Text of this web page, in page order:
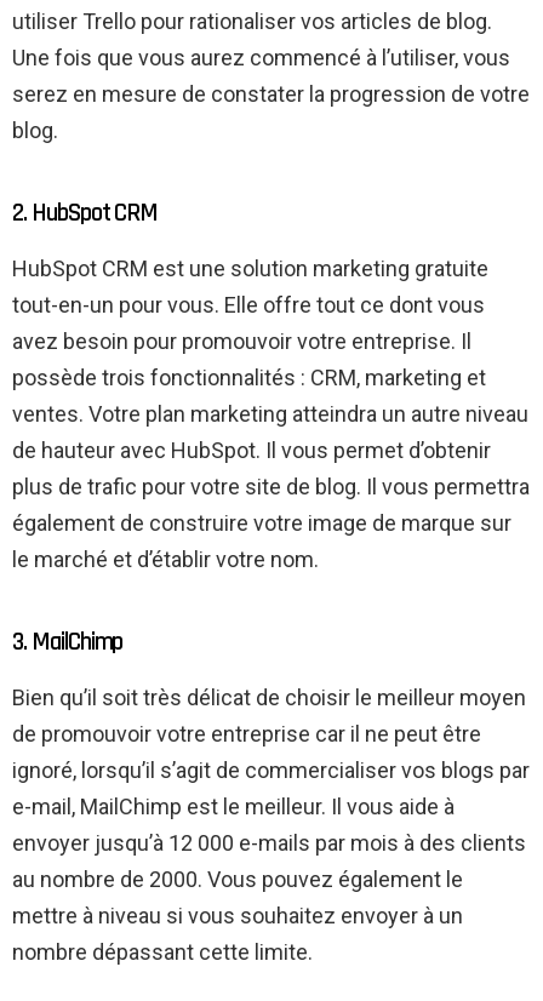
utiliser Trello pour rationaliser vos articles de blog.
Une fois que vous aurez commencé à l’utiliser, vous
serez en mesure de constater la progression de votre
blog.
2. HubSpot CRM
HubSpot CRM est une solution marketing gratuite
tout-en-un pour vous. Elle offre tout ce dont vous
avez besoin pour promouvoir votre entreprise. Il
possède trois fonctionnalités : CRM, marketing et
ventes. Votre plan marketing atteindra un autre niveau
de hauteur avec HubSpot. Il vous permet d’obtenir
plus de trafic pour votre site de blog. Il vous permettra
également de construire votre image de marque sur
le marché et d’établir votre nom.
3. MailChimp
Bien qu’il soit très délicat de choisir le meilleur moyen
de promouvoir votre entreprise car il ne peut être
ignoré, lorsqu’il s’agit de commercialiser vos blogs par
e-mail, MailChimp est le meilleur. Il vous aide à
envoyer jusqu’à 12 000 e-mails par mois à des clients
au nombre de 2000. Vous pouvez également le
mettre à niveau si vous souhaitez envoyer à un
nombre dépassant cette limite.